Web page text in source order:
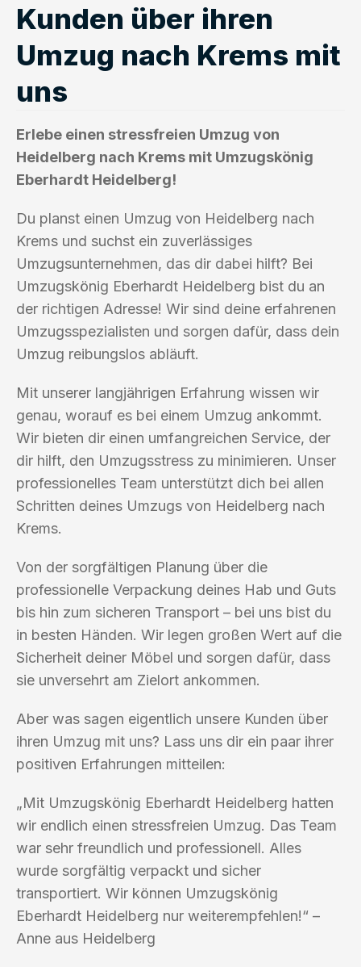
Kunden über ihren
Umzug nach Krems mit
uns
Erlebe einen stressfreien Umzug von
Heidelberg nach Krems mit Umzugskönig
Eberhardt Heidelberg!
Du planst einen Umzug von Heidelberg nach
Krems und suchst ein zuverlässiges
Umzugsunternehmen, das dir dabei hilft? Bei
Umzugskönig Eberhardt Heidelberg bist du an
der richtigen Adresse! Wir sind deine erfahrenen
Umzugsspezialisten und sorgen dafür, dass dein
Umzug reibungslos abläuft.
Mit unserer langjährigen Erfahrung wissen wir
genau, worauf es bei einem Umzug ankommt.
Wir bieten dir einen umfangreichen Service, der
dir hilft, den Umzugsstress zu minimieren. Unser
professionelles Team unterstützt dich bei allen
Schritten deines Umzugs von Heidelberg nach
Krems.
Von der sorgfältigen Planung über die
professionelle Verpackung deines Hab und Guts
bis hin zum sicheren Transport – bei uns bist du
in besten Händen. Wir legen großen Wert auf die
Sicherheit deiner Möbel und sorgen dafür, dass
sie unversehrt am Zielort ankommen.
Aber was sagen eigentlich unsere Kunden über
ihren Umzug mit uns? Lass uns dir ein paar ihrer
positiven Erfahrungen mitteilen:
„Mit Umzugskönig Eberhardt Heidelberg hatten
wir endlich einen stressfreien Umzug. Das Team
war sehr freundlich und professionell. Alles
wurde sorgfältig verpackt und sicher
transportiert. Wir können Umzugskönig
Eberhardt Heidelberg nur weiterempfehlen!“ –
Anne aus Heidelberg